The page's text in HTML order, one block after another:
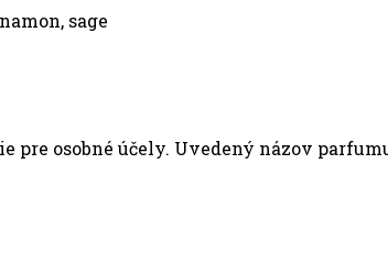
sage
osobné účely. Uvedený názov